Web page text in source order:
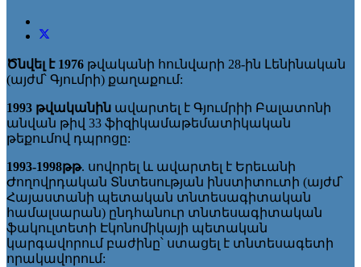
Ծնվել է 1976 թվականի հունվարի 28-ին Լենինական
(այժմ՝ Գյումրի) քաղաքում:
1993 թվականին ավարտել է Գյումրիի Բալատոնի
անվան թիվ 33 ֆիզիկամաթեմատիկական
թեքումով դպրոցը:
1993-1998թթ. սովորել և ավարտել է Երեւանի
Ժողովրդական Տնտեսության ինստիտուտի (այժմ՝
Հայաստանի պետական տնտեսագիտական
համալսարան) ընդհանուր տնտեսագիտական
ֆակուլտետի Էկոնոմիկայի պետական
կարգավորում բաժինը՝ ստացել է տնտեսագետի
որակավորում: